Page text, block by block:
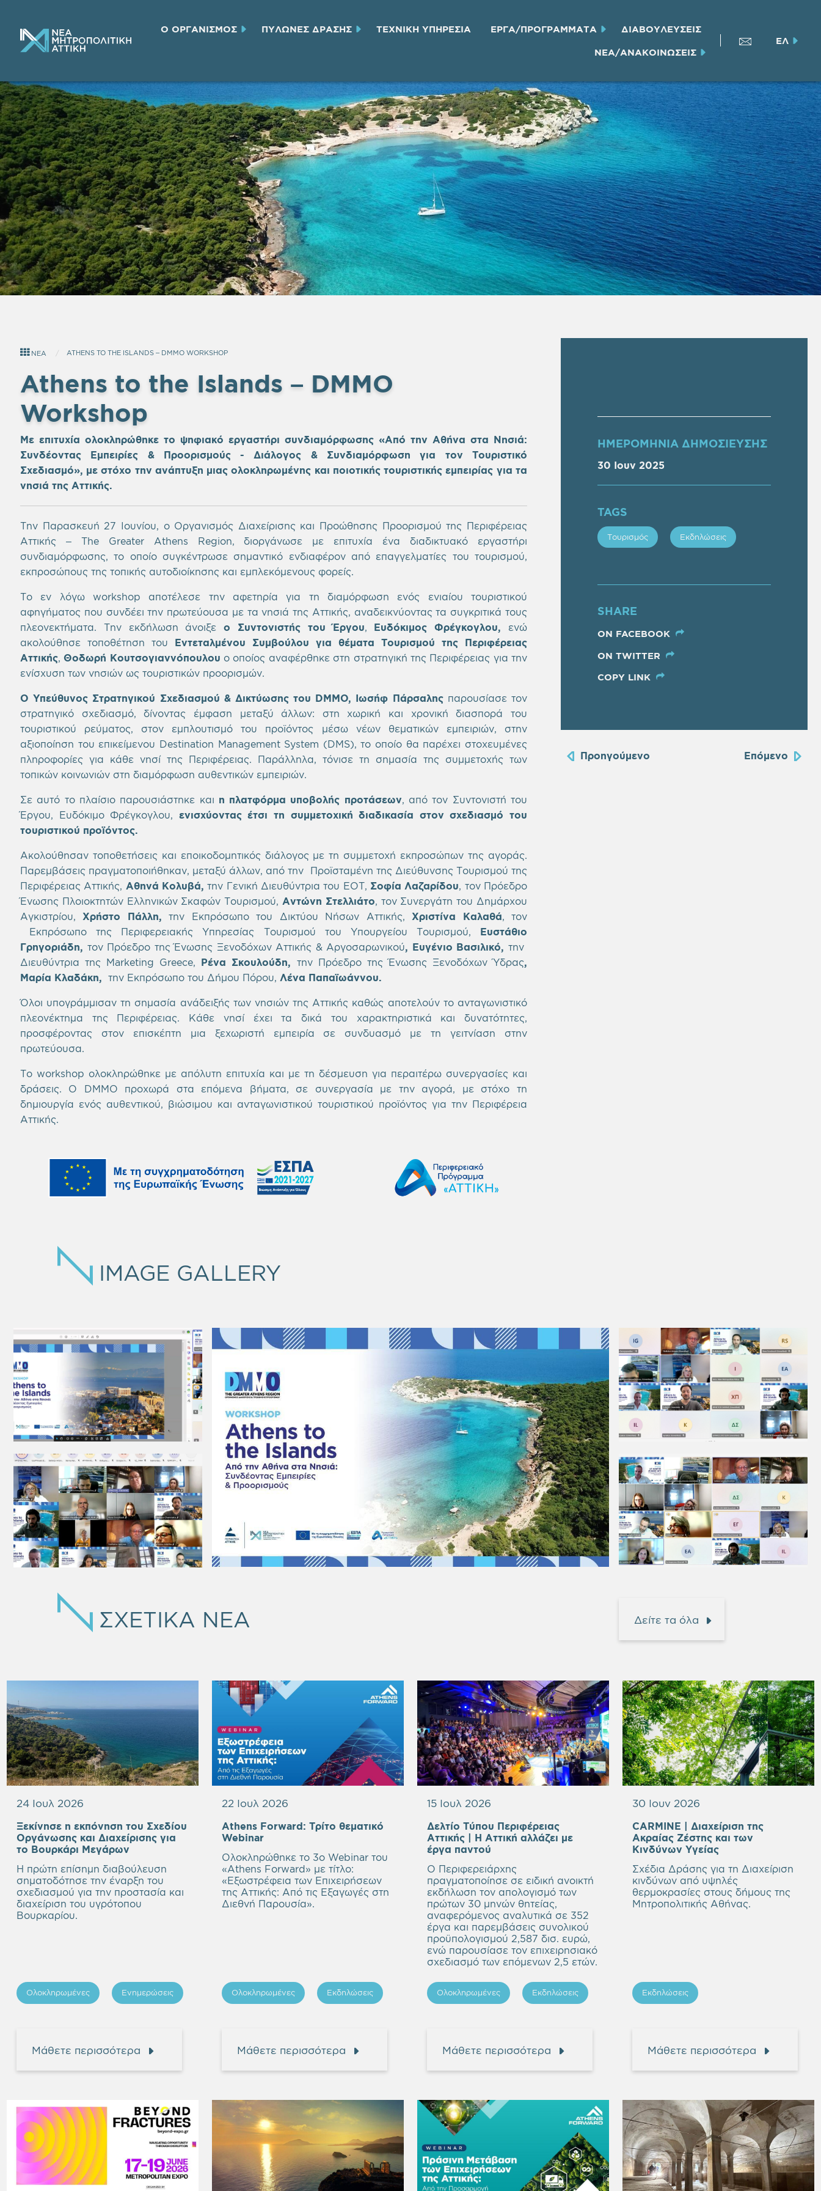
Ο ΟΡΓΑΝΙΣΜΟΣ ΠΥΛΩΝΕΣ ΔΡΑΣΗΣ ΤΕΧΝΙΚH ΥΠΗΡΕΣΙA ΕΡΓΑ/ΠΡΟΓΡΑΜΜΑΤΑ ΔΙΑΒΟΥΛΕΥΣΕΙΣ
ΝΕΑ/ΑΝΑΚΟΙΝΩΣΕΙΣ
ΕΛ
ΝΕΑ ATHENS TO THE ISLANDS – DMMO WORKSHOP
Athens to the Islands – DMMO
Workshop
Με επιτυχία ολοκληρώθηκε το ψηφιακό εργαστήρι συνδιαμόρφωσης «Από την Αθήνα στα Νησιά:
Συνδέοντας Εμπειρίες & Προορισμούς - Διάλογος & Συνδιαμόρφωση για τον Τουριστικό
Σχεδιασμό», με στόχο την ανάπτυξη μιας ολοκληρωμένης και ποιοτικής τουριστικής εμπειρίας για τα
νησιά της Αττικής.
Την Παρασκευή 27 Ιουνίου, ο Οργανισμός Διαχείρισης και Προώθησης Προορισμού της Περιφέρειας
Αττικής – The Greater Athens Region, διοργάνωσε με επιτυχία ένα διαδικτυακό εργαστήρι
συνδιαμόρφωσης, το οποίο συγκέντρωσε σημαντικό ενδιαφέρον από επαγγελματίες του τουρισμού,
εκπροσώπους της τοπικής αυτοδιοίκησης και εμπλεκόμενους φορείς.
Το εν λόγω workshop αποτέλεσε την αφετηρία για τη διαμόρφωση ενός ενιαίου τουριστικού
αφηγήματος που συνδέει την πρωτεύουσα με τα νησιά της Αττικής, αναδεικνύοντας τα συγκριτικά τους
πλεονεκτήματα. Την εκδήλωση άνοιξεο Συντονιστής του Έργου, Ευδόκιμος Φρέγκογλου, ενώ
ακολούθησε τοποθέτηση του Εντεταλμένου Συμβούλου για θέματα Τουρισμού της Περιφέρειας
Αττικής, Θοδωρή Κουτσογιαννόπουλου ο οποίος αναφέρθηκε στη στρατηγική της Περιφέρειας για την
ενίσχυση των νησιών ως τουριστικών προορισμών.
Ο Υπεύθυνος Στρατηγικού Σχεδιασμού & Δικτύωσης του DMMO, Ιωσήφ Πάρσαλης παρουσίασε τον
στρατηγικό σχεδιασμό, δίνοντας έμφαση μεταξύ άλλων: στη χωρική και χρονική διασπορά του
τουριστικού ρεύματος, στον εμπλουτισμό του προϊόντος μέσω νέων θεματικών εμπειριών, στην
αξιοποίηση του επικείμενου Destination Management System (DMS), το οποίο θα παρέχει στοχευμένες
πληροφορίες για κάθε νησί της Περιφέρειας. Παράλληλα, τόνισε τη σημασία της συμμετοχής των
τοπικών κοινωνιών στη διαμόρφωση αυθεντικών εμπειριών.
Σε αυτό το πλαίσιο παρουσιάστηκε και η πλατφόρμα υποβολής προτάσεων, από τον Συντονιστή του
Έργου, Ευδόκιμο Φρέγκογλου, ενισχύοντας έτσι τη συμμετοχική διαδικασία στον σχεδιασμό του
τουριστικού προϊόντος.
Ακολούθησαν τοποθετήσεις και εποικοδομητικός διάλογος με τη συμμετοχή εκπροσώπων της αγοράς.
Παρεμβάσεις πραγματοποιήθηκαν, μεταξύ άλλων, από την Προϊσταμένη της Διεύθυνσης Τουρισμού της
Περιφέρειας Αττικής, Αθηνά Κολυβά, την Γενική Διευθύντρια του ΕΟΤ, Σοφία Λαζαρίδου, τον Πρόεδρο
Ένωσης Πλοιοκτητών Ελληνικών Σκαφών Τουρισμού, Αντώνη Στελλιάτο, τον Συνεργάτη του Δημάρχου
Αγκιστρίου, Χρήστο Πάλλη, την Εκπρόσωπο του Δικτύου Νήσων Αττικής, Χριστίνα Καλαθά, τον
Εκπρόσωπο της Περιφερειακής Υπηρεσίας Τουρισμού του Υπουργείου Τουρισμού, Ευστάθιο
Γρηγοριάδη, τον Πρόεδρο της Ένωσης Ξενοδόχων Αττικής & Αργοσαρωνικού, Ευγένιο Βασιλικό, την
Διευθύντρια της Marketing Greece, Ρένα Σκουλούδη, την Πρόεδρο της Ένωσης Ξενοδόχων Ύδρας,
Μαρία Κλαδάκη, την Εκπρόσωπο του Δήμου Πόρου, Λένα Παπαϊωάννου.
Όλοι υπογράμμισαν τη σημασία ανάδειξής των νησιών της Αττικής καθώς αποτελούν το ανταγωνιστικό
πλεονέκτημα της Περιφέρειας. Κάθε νησί έχει τα δικά του χαρακτηριστικά και δυνατότητες,
προσφέροντας στον επισκέπτη μια ξεχωριστή εμπειρία σε συνδυασμό με τη γειτνίαση στην
πρωτεύουσα.
Το workshop ολοκληρώθηκε με απόλυτη επιτυχία και με τη δέσμευση για περαιτέρω συνεργασίες και
δράσεις. Ο DMMO προχωρά στα επόμενα βήματα, σε συνεργασία με την αγορά, με στόχο τη
δημιουργία ενός αυθεντικού, βιώσιμου και ανταγωνιστικού τουριστικού προϊόντος για την Περιφέρεια
Αττικής.
ΗΜΕΡΟΜΗΝΙΑ ΔΗΜΟΣΙΕΥΣΗΣ
30 Ιουν 2025
TAGS
Τουρισμός Εκδηλώσεις
SHARE
ON FACEBOOK
ON TWITTER
COPY LINK
Προηγούμενο Επόμενο
IMAGE GALLERY
ΣΧΕΤΙΚΑ ΝΕΑ Δείτε τα όλα
24 Ιουλ 2026
Ξεκίνησε η εκπόνηση του Σχεδίου
Οργάνωσης και Διαχείρισης για
το Βουρκάρι Μεγάρων
Η πρώτη επίσημη διαβούλευση
σηματοδότησε την έναρξη του
σχεδιασμού για την προστασία και
διαχείριση του υγρότοπου
Βουρκαρίου.
Ολοκληρωμένες Ενημερώσεις
Μάθετε περισσότερα
22 Ιουλ 2026
Athens Forward: Τρίτο θεματικό
Webinar
Ολοκληρώθηκε το 3ο Webinar του
«Athens Forward» με τίτλο:
«Εξωστρέφεια των Επιχειρήσεων
της Αττικής: Από τις Εξαγωγές στη
Διεθνή Παρουσία».
Ολοκληρωμένες Εκδηλώσεις
Μάθετε περισσότερα
15 Ιουλ 2026
Δελτίο Τύπου Περιφέρειας
Αττικής | Η Αττική αλλάζει με
έργα παντού
Ο Περιφερειάρχης
πραγματοποίησε σε ειδική ανοικτή
εκδήλωση τον απολογισμό των
πρώτων 30 μηνών θητείας,
αναφερόμενος αναλυτικά σε 352
έργα και παρεμβάσεις συνολικού
προϋπολογισμού 2,587 δισ. ευρώ,
ενώ παρουσίασε τον επιχειρησιακό
σχεδιασμό των επόμενων 2,5 ετών.
Ολοκληρωμένες Εκδηλώσεις
Μάθετε περισσότερα
30 Ιουν 2026
CARMINE | Διαχείριση της
Aκραίας Ζέστης και των
Κινδύνων Υγείας
Σχέδια Δράσης για τη Διαχείριση
κινδύνων από υψηλές
θερμοκρασίες στους δήμους της
Μητροπολιτικής Αθήνας.
Εκδηλώσεις
Μάθετε περισσότερα